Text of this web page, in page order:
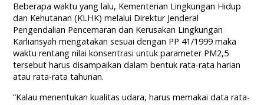
Beberapa waktu yang lalu, Kementerian Lingkungan Hidup
dan Kehutanan (KLHK) melalui Direktur Jenderal
Pengendalian Pencemaran dan Kerusakan Lingkungan
Karliansyah mengatakan sesuai dengan PP 41/1999 maka
waktu rentang nilai konsentrasi untuk parameter PM2,5
tersebut harus disampaikan dalam bentuk rata-rata harian
atau rata-rata tahunan.
“Kalau menentukan kualitas udara, harus memakai data rata-